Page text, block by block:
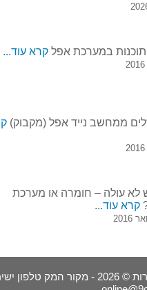
במערכת אפל קרא עוד...
ממחשב נייד אפל (מקבוק)
לא עולה – חומרה או מערכת
קרא עוד...